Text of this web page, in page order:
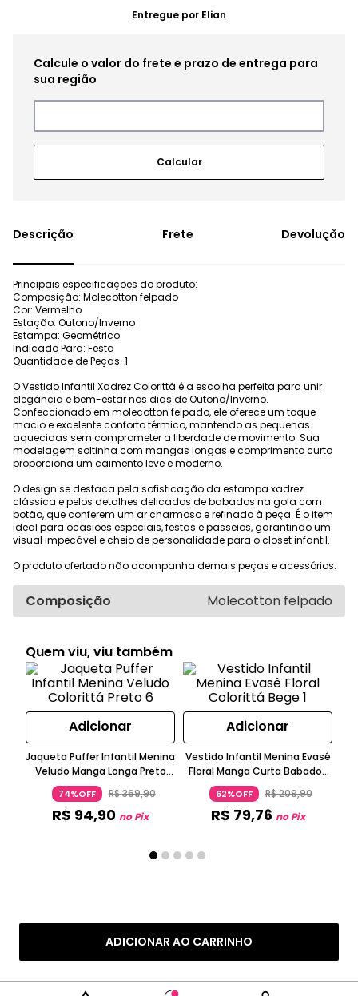
ADICIONAR AO CARRINHO
Entregue por Elian
Frete Devolução
Principais especificações do produto:
Composição: Molecotton felpado
Cor: Vermelho
Estação: Outono/Inverno
Estampa: Geométrico
Indicado Para: Festa
Quantidade de Peças: 1
O Vestido Infantil Xadrez Colorittá é a escolha perfeita para unir
elegância e bem-estar nos dias de Outono/Inverno.
Confeccionado em molecotton felpado, ele oferece um toque
macio e excelente conforto térmico, mantendo as pequenas
aquecidas sem comprometer a liberdade de movimento. Sua
modelagem soltinha com mangas longas e comprimento curto
proporciona um caimento leve e moderno.
O design se destaca pela sofisticação da estampa xadrez
clássica e pelos detalhes delicados de babados na gola com
botão, que conferem um ar charmoso e refinado à peça. É o item
ideal para ocasiões especiais, festas e passeios, garantindo um
visual impecável e cheio de personalidade para o closet infantil.
O produto ofertado não acompanha demais peças e acessórios.
Composição Molecotton felpado
Quem viu, viu também
Adicionar
Jaqueta Puffer Infantil Menina
Veludo Manga Longa Preto
Colorittá
74%OFF R$369,90
R$ 94,90 no Pix
Adicionar
Vestido Infantil Menina Evasê
Floral Manga Curta Babados
Bege
62%OFF R$209,90
R$ 79,76 no Pix